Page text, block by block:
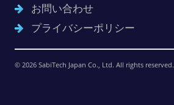
お問い合わせ
プライバシーポリシー
© 2026 SabiTech Japan Co., Ltd. All rights reserved.